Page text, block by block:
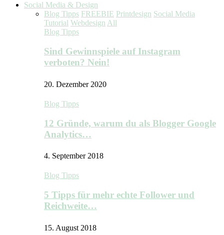
Social Media & Design
Blog Tipps FREEBIE Printdesign Social Media
Tutorial Webdesign All
Blog Tipps
Sind Gewinnspiele auf Instagram
verboten? Nein!
20. Dezember 2020
Blog Tipps
12 Gründe, warum du als Blogger Google
Analytics…
4. September 2018
Blog Tipps
5 Tipps für mehr echte Follower und
Reichweite…
15. August 2018